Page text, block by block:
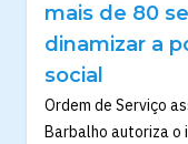
mais de 80
dinamizar a
social
Ordem de Serviço
Barbalho autoriza o